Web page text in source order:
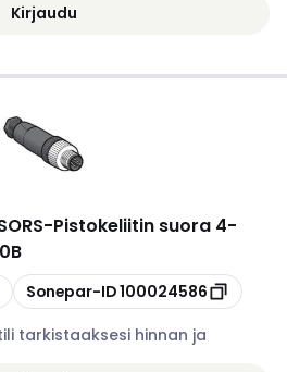
Kirjaudu
-Pistokeliitin suora 4-
Kopioi
Sonepar-ID100024586
tarkistaaksesi hinnan ja